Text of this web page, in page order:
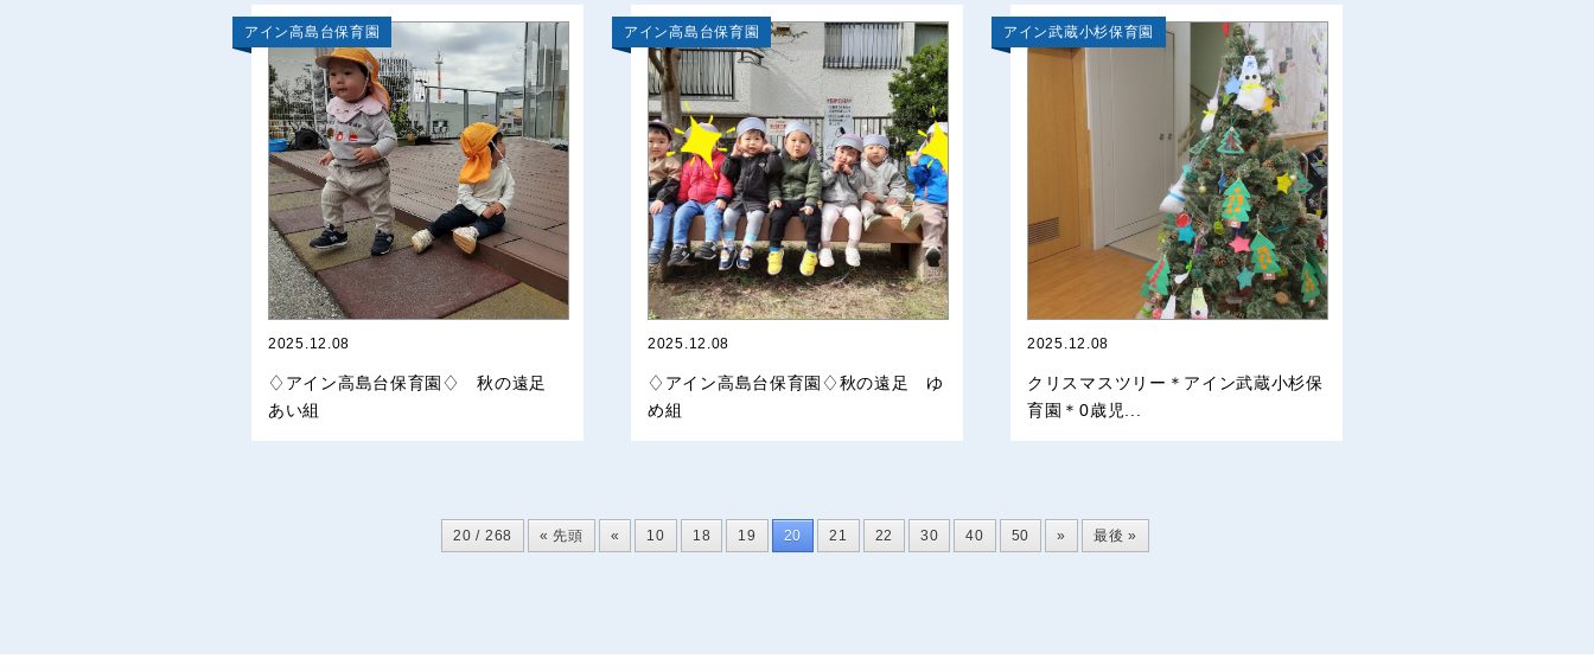
アイン高島台保育園
2025.12.08
♢アイン高島台保育園♢ 秋の遠足
あい組
アイン高島台保育園
2025.12.08
♢アイン高島台保育園♢秋の遠足 ゆ
め組
アイン武蔵小杉保育園
2025.12.08
クリスマスツリー＊アイン武蔵小杉保
育園＊0歳児...
20 / 268 « 先頭 « 10 18 19 20 21 22 30 40 50 » 最後 »